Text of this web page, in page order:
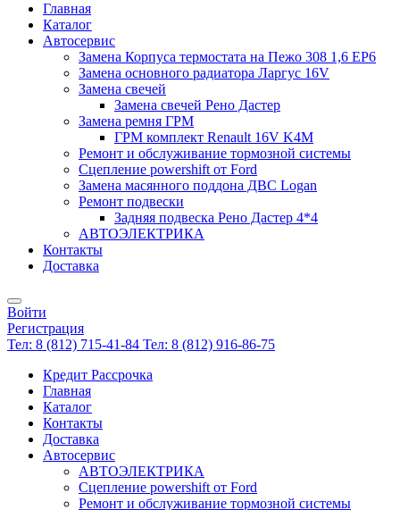
Главная
Каталог
Автосервис
Замена Корпуса термостата на Пежо 308 1,6 EP6
Замена основного радиатора Ларгус 16V
Замена свечей
Замена свечей Рено Дастер
Замена ремня ГРМ
ГРМ комплект Renault 16V K4M
Ремонт и обслуживание тормозной системы
Сцепление powershift от Ford
Замена масянного поддона ДВС Logan
Ремонт подвески
Задняя подвеска Рено Дастер 4*4
АВТОЭЛЕКТРИКА
Контакты
Доставка
Войти
Регистрация
Тел: 8 (812) 715-41-84 Тел: 8 (812) 916-86-75
Кредит Рассрочка
Главная
Каталог
Контакты
Доставка
Автосервис
АВТОЭЛЕКТРИКА
Сцепление powershift от Ford
Ремонт и обслуживание тормозной системы